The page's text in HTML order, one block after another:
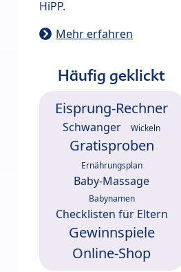
HiPP.
Mehr erfahren
Häufig geklickt
Eisprung-Rechner
Schwanger Wickeln
Gratisproben
Ernährungsplan
Baby-Massage
Babynamen
Checklisten für Eltern
Gewinnspiele
Online-Shop